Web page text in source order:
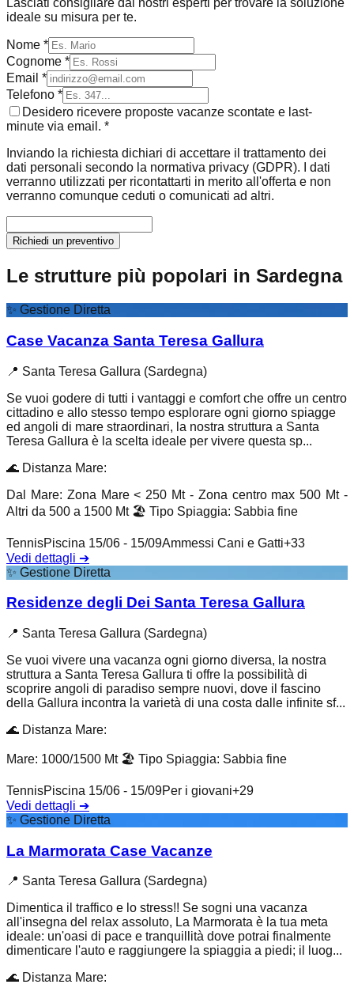
Lasciati consigliare dai nostri esperti per trovare la soluzione
ideale su misura per te.
Nome *
Cognome *
Email *
Telefono *
Desidero ricevere proposte vacanze scontate e last-
minute via email. *
Inviando la richiesta dichiari di accettare il trattamento dei
dati personali secondo la normativa privacy (GDPR). I dati
verranno utilizzati per ricontattarti in merito all'offerta e non
verranno comunque ceduti o comunicati ad altri.
Richiedi un preventivo
Le strutture più popolari in Sardegna
✨ Gestione Diretta
Case Vacanza Santa Teresa Gallura
📍 Santa Teresa Gallura (Sardegna)
Se vuoi godere di tutti i vantaggi e comfort che offre un centro
cittadino e allo stesso tempo esplorare ogni giorno spiagge
ed angoli di mare straordinari, la nostra struttura a Santa
Teresa Gallura è la scelta ideale per vivere questa sp...
🌊 Distanza Mare:
Dal Mare: Zona Mare < 250 Mt - Zona centro max 500 Mt -
Altri da 500 a 1500 Mt 🏖️ Tipo Spiaggia: Sabbia fine
TennisPiscina 15/06 - 15/09Ammessi Cani e Gatti+33
Vedi dettagli ➔
✨ Gestione Diretta
Residenze degli Dei Santa Teresa Gallura
📍 Santa Teresa Gallura (Sardegna)
Se vuoi vivere una vacanza ogni giorno diversa, la nostra
struttura a Santa Teresa Gallura ti offre la possibilità di
scoprire angoli di paradiso sempre nuovi, dove il fascino
della Gallura incontra la varietà di una costa dalle infinite sf...
🌊 Distanza Mare:
Mare: 1000/1500 Mt 🏖️ Tipo Spiaggia: Sabbia fine
TennisPiscina 15/06 - 15/09Per i giovani+29
Vedi dettagli ➔
✨ Gestione Diretta
La Marmorata Case Vacanze
📍 Santa Teresa Gallura (Sardegna)
Dimentica il traffico e lo stress!! Se sogni una vacanza
all'insegna del relax assoluto, La Marmorata è la tua meta
ideale: un'oasi di pace e tranquillità dove potrai finalmente
dimenticare l'auto e raggiungere la spiaggia a piedi; il luog...
🌊 Distanza Mare: